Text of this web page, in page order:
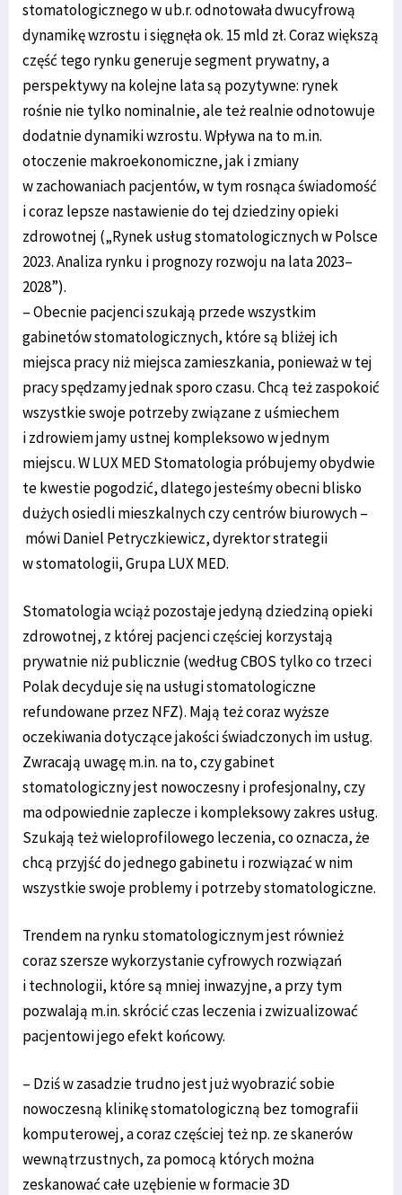
stomatologicznego w ub.r. odnotowała dwucyfrową
dynamikę wzrostu i sięgnęła ok. 15 mld zł. Coraz większą
część tego rynku generuje segment prywatny, a
perspektywy na kolejne lata są pozytywne: rynek
rośnie nie tylko nominalnie, ale też realnie odnotowuje
dodatnie dynamiki wzrostu. Wpływa na to m.in.
otoczenie makroekonomiczne, jak i zmiany
w zachowaniach pacjentów, w tym rosnąca świadomość
i coraz lepsze nastawienie do tej dziedziny opieki
zdrowotnej („Rynek usług stomatologicznych w Polsce
2023. Analiza rynku i prognozy rozwoju na lata 2023–
2028”).
– Obecnie pacjenci szukają przede wszystkim
gabinetów stomatologicznych, które są bliżej ich
miejsca pracy niż miejsca zamieszkania, ponieważ w tej
pracy spędzamy jednak sporo czasu. Chcą też zaspokoić
wszystkie swoje potrzeby związane z uśmiechem
i zdrowiem jamy ustnej kompleksowo w jednym
miejscu. W LUX MED Stomatologia próbujemy obydwie
te kwestie pogodzić, dlatego jesteśmy obecni blisko
dużych osiedli mieszkalnych czy centrów biurowych –
mówi Daniel Petryczkiewicz, dyrektor strategii
w stomatologii, Grupa LUX MED.
Stomatologia wciąż pozostaje jedyną dziedziną opieki
zdrowotnej, z której pacjenci częściej korzystają
prywatnie niż publicznie (według CBOS tylko co trzeci
Polak decyduje się na usługi stomatologiczne
refundowane przez NFZ). Mają też coraz wyższe
oczekiwania dotyczące jakości świadczonych im usług.
Zwracają uwagę m.in. na to, czy gabinet
stomatologiczny jest nowoczesny i profesjonalny, czy
ma odpowiednie zaplecze i kompleksowy zakres usług.
Szukają też wieloprofilowego leczenia, co oznacza, że
chcą przyjść do jednego gabinetu i rozwiązać w nim
wszystkie swoje problemy i potrzeby stomatologiczne.
Trendem na rynku stomatologicznym jest również
coraz szersze wykorzystanie cyfrowych rozwiązań
i technologii, które są mniej inwazyjne, a przy tym
pozwalają m.in. skrócić czas leczenia i zwizualizować
pacjentowi jego efekt końcowy.
– Dziś w zasadzie trudno jest już wyobrazić sobie
nowoczesną klinikę stomatologiczną bez tomografii
komputerowej, a coraz częściej też np. ze skanerów
wewnątrzustnych, za pomocą których można
zeskanować całe uzębienie w formacie 3D